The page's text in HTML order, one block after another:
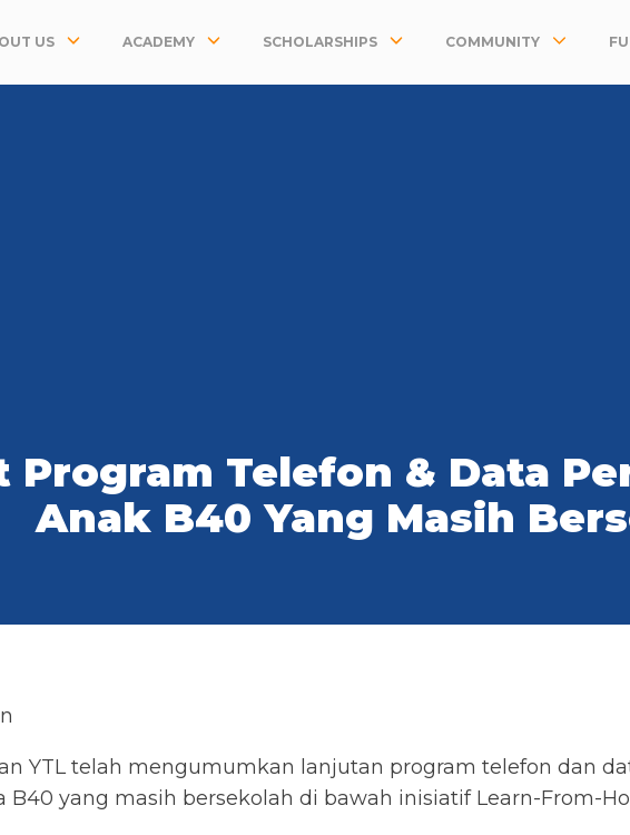
US ACADEMY SCHOLARSHIPS COMMUNITY
Program Telefon & Data
Anak B40 Yang Masih
YTL telah mengumumkan lanjutan program telefon dan
B40 yang masih bersekolah di bawah inisiatif Learn-From-